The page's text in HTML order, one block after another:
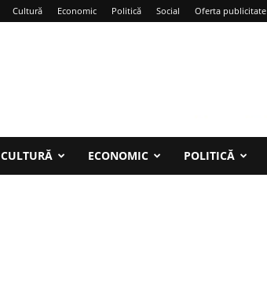
Cultură Economic Politică Social Oferta publicitate
CULTURĂ ECONOMIC POLITICĂ